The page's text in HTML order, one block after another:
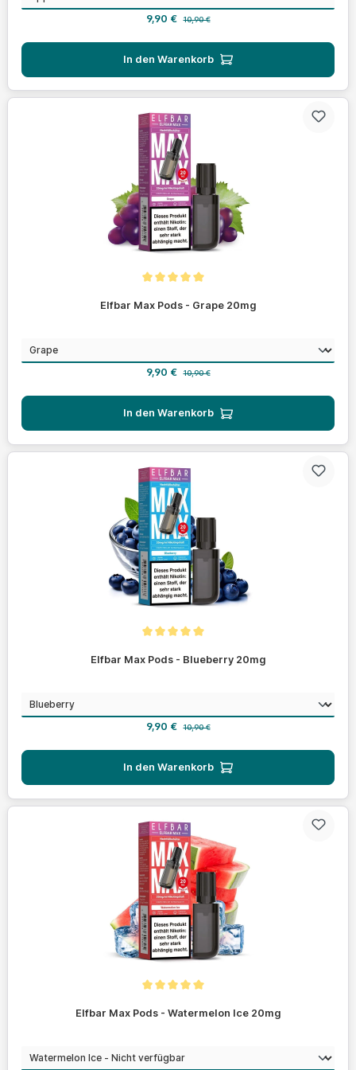
Verkaufspreis:
9,90 € 10,90 €
In den Warenkorb
Elfbar Max Pods - Grape 20mg
Geschmack
Verkaufspreis:
9,90 € Regulärer Preis:
10,90 €
In den Warenkorb
Elfbar Max Pods - Blueberry 20mg
Geschmack
Verkaufspreis:
9,90 € 10,90 €
In den Warenkorb
Elfbar Max Pods - Watermelon Ice 20mg
Geschmackauswählen